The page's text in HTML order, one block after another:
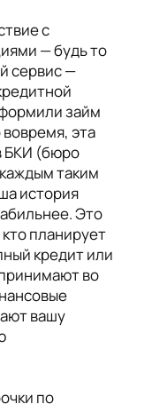
с
— будь то
сервис —
займ
вовремя, эта
БКИ (бюро
таким
история
Это
планирует
кредит или
во
вашу
по